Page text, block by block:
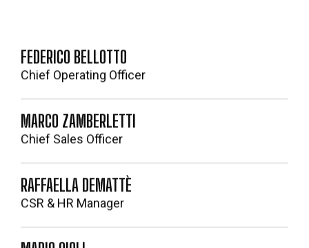
FEDERICO BELLOTTO
Chief Operating Officer
MARCO ZAMBERLETTI
Chief Sales Officer
RAFFAELLA DEMATTÈ
CSR & HR Manager